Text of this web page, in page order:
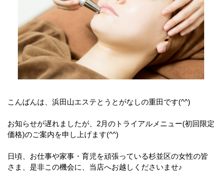
こんばんは、浜田山エステとうとがなしの重田です(^^)
お知らせが遅れましたが、2月のトライアルメニュー(初回限定
価格)のご案内を申し上げます(^^)
日頃、お仕事や家事・育児を頑張っている杉並区の女性の皆
さま、是非この機会に、当店へお越しくださいませ♪